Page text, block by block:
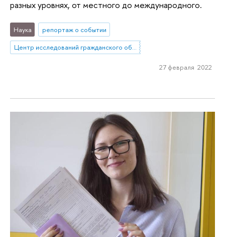
разных уровнях, от местного до международного.
Наука
репортаж о событии
Центр исследований гражданского общества и некоммерческого сектора
27 февраля 2022